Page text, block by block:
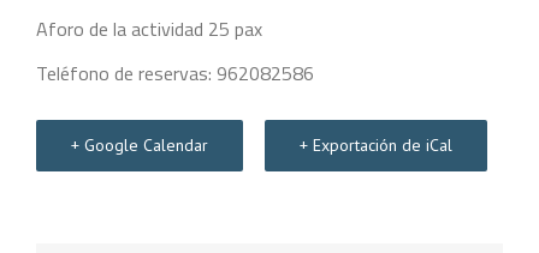
Aforo de la actividad 25 pax
Teléfono de reservas: 962082586
+ Google Calendar + Exportación de iCal